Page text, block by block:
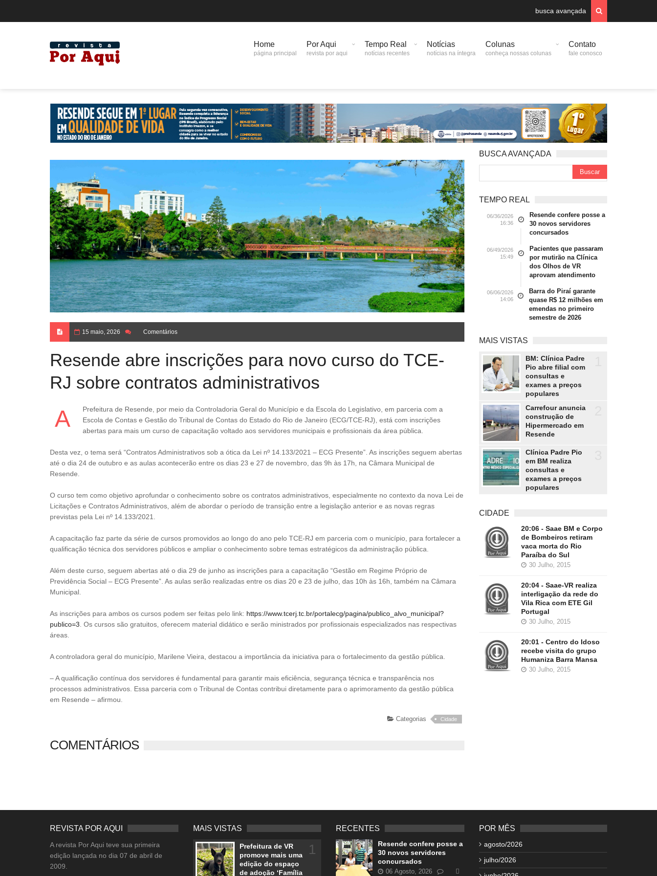
busca avançada
Home
página principal
Por Aqui
revista por aqui
Tempo Real
notícias recentes
Notícias
notícias na íntegra
Colunas
conheça nossas colunas
Contato
fale conosco
15 maio, 2026 Comentários
Resende abre inscrições para novo curso do TCE-
RJ sobre contratos administrativos
A Prefeitura de Resende, por meio da Controladoria Geral do Município e da Escola do Legislativo, em parceria com a
Escola de Contas e Gestão do Tribunal de Contas do Estado do Rio de Janeiro (ECG/TCE-RJ), está com inscrições
abertas para mais um curso de capacitação voltado aos servidores municipais e profissionais da área pública.
Desta vez, o tema será “Contratos Administrativos sob a ótica da Lei nº 14.133/2021 – ECG Presente”. As inscrições seguem abertas
até o dia 24 de outubro e as aulas acontecerão entre os dias 23 e 27 de novembro, das 9h às 17h, na Câmara Municipal de
Resende.
O curso tem como objetivo aprofundar o conhecimento sobre os contratos administrativos, especialmente no contexto da nova Lei de
Licitações e Contratos Administrativos, além de abordar o período de transição entre a legislação anterior e as novas regras
previstas pela Lei nº 14.133/2021.
A capacitação faz parte da série de cursos promovidos ao longo do ano pelo TCE-RJ em parceria com o município, para fortalecer a
qualificação técnica dos servidores públicos e ampliar o conhecimento sobre temas estratégicos da administração pública.
Além deste curso, seguem abertas até o dia 29 de junho as inscrições para a capacitação “Gestão em Regime Próprio de
Previdência Social – ECG Presente”. As aulas serão realizadas entre os dias 20 e 23 de julho, das 10h às 16h, também na Câmara
Municipal.
As inscrições para ambos os cursos podem ser feitas pelo link: https://www.tcerj.tc.br/portalecg/pagina/publico_alvo_municipal?
publico=3. Os cursos são gratuitos, oferecem material didático e serão ministrados por profissionais especializados nas respectivas
áreas.
A controladora geral do município, Marilene Vieira, destacou a importância da iniciativa para o fortalecimento da gestão pública.
– A qualificação contínua dos servidores é fundamental para garantir mais eficiência, segurança técnica e transparência nos
processos administrativos. Essa parceria com o Tribunal de Contas contribui diretamente para o aprimoramento da gestão pública
em Resende – afirmou.
Categorias Cidade
COMENTÁRIOS
BUSCA AVANÇADA
TEMPO REAL
06/36/2026
16:36
Resende confere posse a
30 novos servidores
concursados
06/49/2026
15:49
Pacientes que passaram
por mutirão na Clínica
dos Olhos de VR
aprovam atendimento
06/06/2026
14:06
Barra do Piraí garante
quase R$ 12 milhões em
emendas no primeiro
semestre de 2026
MAIS VISTAS
BM: Clínica Padre
Pio abre filial com
consultas e
exames a preços
populares
Carrefour anuncia
construção de
Hipermercado em
Resende
Clínica Padre Pio
em BM realiza
consultas e
exames a preços
populares
CIDADE
20:06 - Saae BM e Corpo
de Bombeiros retiram
vaca morta do Rio
Paraíba do Sul
30 Julho, 2015
20:04 - Saae-VR realiza
interligação da rede do
Vila Rica com ETE Gil
Portugal
30 Julho, 2015
20:01 - Centro do Idoso
recebe visita do grupo
Humaniza Barra Mansa
30 Julho, 2015
REVISTA POR AQUI
A revista Por Aqui teve sua primeira
edição lançada no dia 07 de abril de
2009.
MAIS VISTAS
Prefeitura de VR
promove mais uma
edição do espaço
de adoção ‘Família
1
RECENTES
Resende confere posse a
30 novos servidores
concursados
06 Agosto, 2026
POR MÊS
agosto/2026
julho/2026